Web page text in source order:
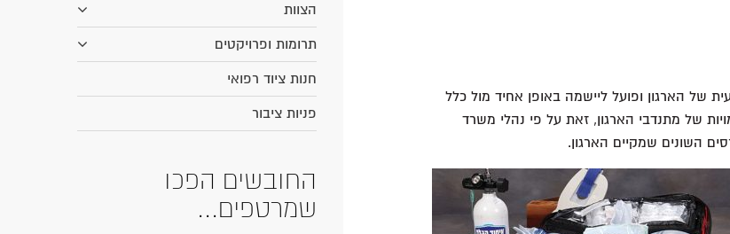
של הארגון ופועל ליישמה באופן אחיד מול כלל
של מתנדבי הארגון, זאת על פי נהלי משרד
השונים שמקיים הארגון.
הצוות
תרומות ופרויקטים
חנות ציוד רפואי
פניות ציבור
החובשים הפכו
שמרטפים...